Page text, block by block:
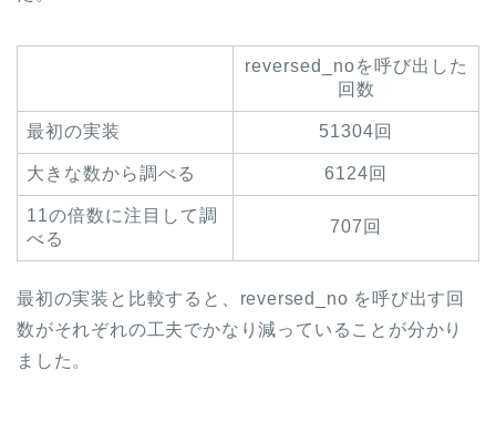
reversed_noを呼び出した
回数
最初の実装 51304回
大きな数から調べる 6124回
11の倍数に注目して調
べる
707回
最初の実装と比較すると、reversed_no を呼び出す回
数がそれぞれの工夫でかなり減っていることが分かり
ました。